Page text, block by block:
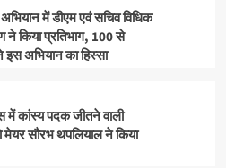
में डीएम एवं सचिव विधिक
ने किया प्रतिभाग, 100 से
अभियान का हिस्सा
में कांस्य पदक जीतने वाली
मेयर सौरभ थपलियाल ने किया